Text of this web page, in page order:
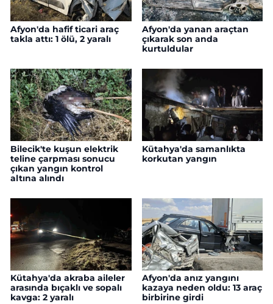
Afyon'da hafif ticari araç
takla attı: 1 ölü, 2 yaralı
Afyon'da yanan araçtan
çıkarak son anda
kurtuldular
Bilecik'te kuşun elektrik
teline çarpması sonucu
çıkan yangın kontrol
altına alındı
Kütahya'da samanlıkta
korkutan yangın
Kütahya'da akraba aileler
arasında bıçaklı ve sopalı
kavga: 2 yaralı
Afyon'da anız yangını
kazaya neden oldu: 13 araç
birbirine girdi